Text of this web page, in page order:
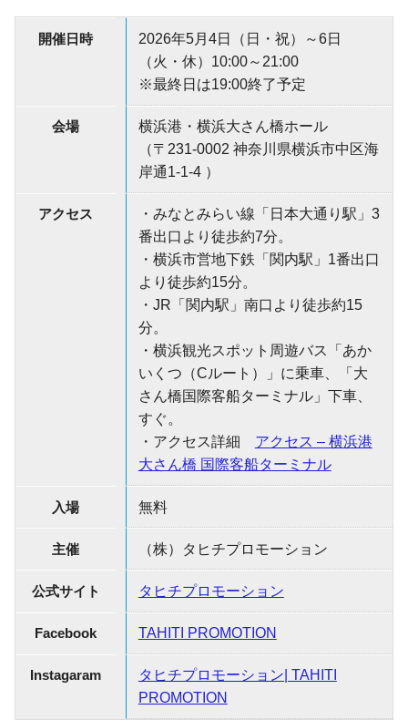
開催日時
2026年5月4日（日・祝）～6日
（火・休）10:00～21:00
※最終日は19:00終了予定
会場
横浜港・横浜大さん橋ホール
（〒231-0002 神奈川県横浜市中区海
岸通1-1-4 ）
アクセス
・みなとみらい線「日本大通り駅」3
番出口より徒歩約7分。
・横浜市営地下鉄「関内駅」1番出口
より徒歩約15分。
・JR「関内駅」南口より徒歩約15
分。
・横浜観光スポット周遊バス「あか
いくつ（Cルート）」に乗車、「大
さん橋国際客船ターミナル」下車、
すぐ。
・アクセス詳細 アクセス – 横浜港
大さん橋 国際客船ターミナル
入場 無料
主催 （株）タヒチプロモーション
公式サイト タヒチプロモーション
Facebook TAHITI PROMOTION
Instagaram
タヒチプロモーション| TAHITI
PROMOTION